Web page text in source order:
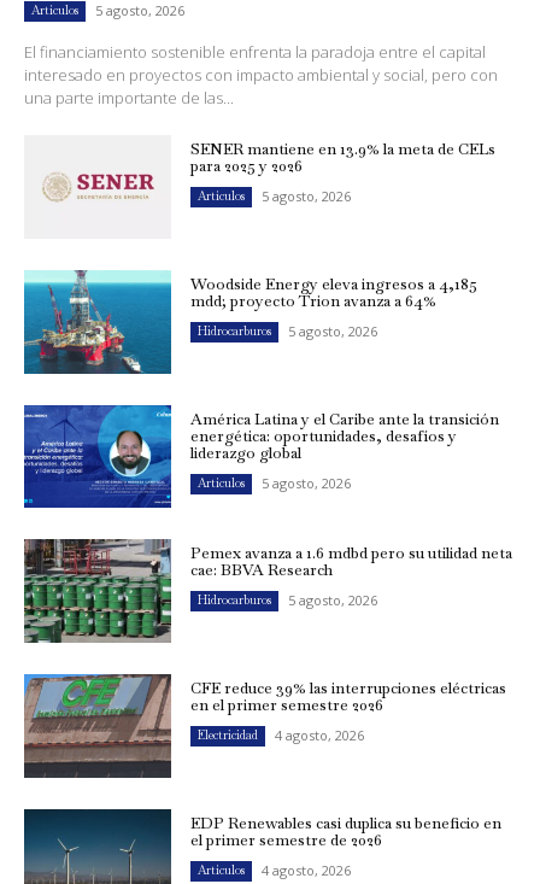
Artículos 5 agosto, 2026
El financiamiento sostenible enfrenta la paradoja entre el capital
interesado en proyectos con impacto ambiental y social, pero con
una parte importante de las...
SENER mantiene en 13.9% la meta de CELs
para 2025 y 2026
Artículos 5 agosto, 2026
Woodside Energy eleva ingresos a 4,185
mdd; proyecto Trion avanza a 64%
Hidrocarburos 5 agosto, 2026
América Latina y el Caribe ante la transición
energética: oportunidades, desafíos y
liderazgo global
Artículos 5 agosto, 2026
Pemex avanza a 1.6 mdbd pero su utilidad neta
cae: BBVA Research
Hidrocarburos 5 agosto, 2026
CFE reduce 39% las interrupciones eléctricas
en el primer semestre 2026
Electricidad 4 agosto, 2026
EDP Renewables casi duplica su beneficio en
el primer semestre de 2026
Artículos 4 agosto, 2026